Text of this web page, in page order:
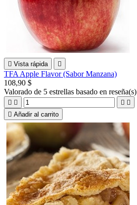
 Vista rápida 
TFA Apple Flavor (Sabor Manzana)
108,90 $
Valorado de 5 estrellas basado en reseña(s)
   
 Añadir al carrito